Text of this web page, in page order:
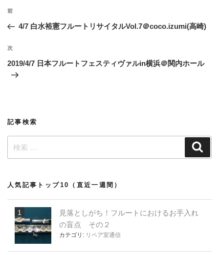
投
ビ
ゲ
ー
過
去
投
稿
前
4/7 白水裕憲フルートリサイタルVol.7＠coco.izumi(高崎)
次
の
投
次
2019/4/7 日本フルートフェスティヴァルin横浜＠関内ホール
記事検索
索:
人気記事トップ10（直近一週間）
見落としがち！フルートにおけるお手入れ
の盲点 その２
カテゴリ: リペア室通信